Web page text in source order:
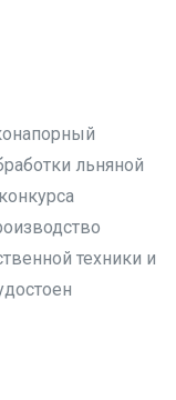
льняной
техники и